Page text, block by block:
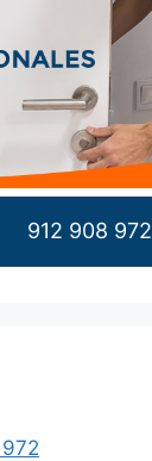
912 908 972